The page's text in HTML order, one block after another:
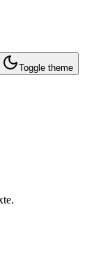
Toggle theme